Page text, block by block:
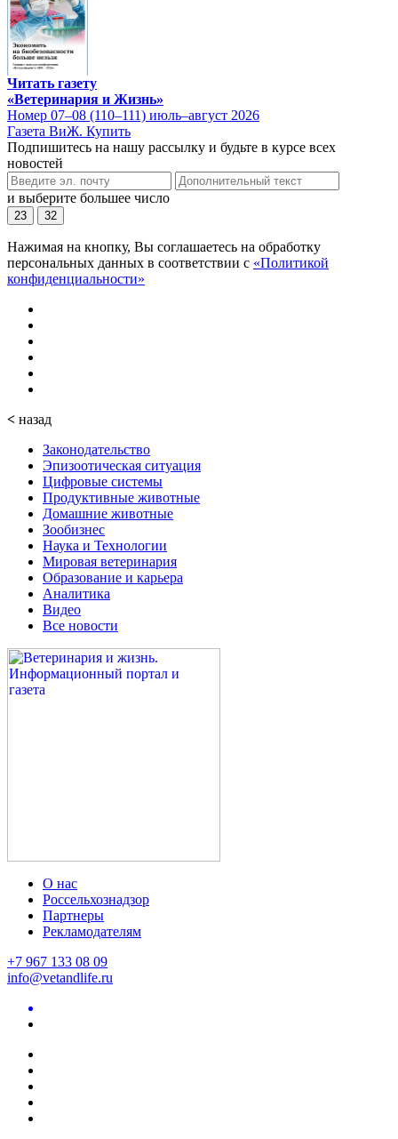
Читать газету
«Ветеринария и Жизнь»
Номер 07–08 (110–111) июль–август 2026
Газета ВиЖ. Купить
Подпишитесь на нашу рассылку и будьте в курсе всех
новостей
и выберите большее число
23 32
Нажимая на кнопку, Вы соглашаетесь на обработку
персональных данных в соответствии с «Политикой
конфиденциальности»
< назад
Законодательство
Эпизоотическая ситуация
Цифровые системы
Продуктивные животные
Домашние животные
Зообизнес
Наука и Технологии
Мировая ветеринария
Образование и карьера
Аналитика
Видео
Все новости
О нас
Россельхознадзор
Партнеры
Рекламодателям
+7 967 133 08 09
info@vetandlife.ru